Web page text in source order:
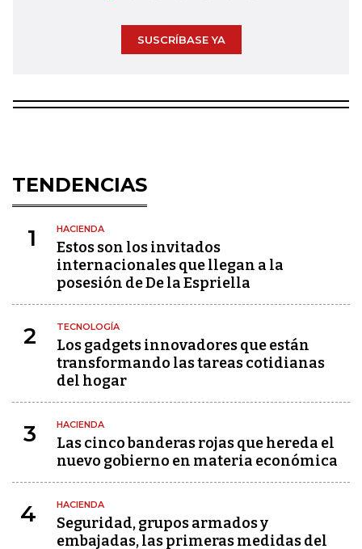
SUSCRÍBASE YA
TENDENCIAS
1 HACIENDA
Estos son los invitados
internacionales que llegan a la
posesión de De la Espriella
2 TECNOLOGÍA
Los gadgets innovadores que están
transformando las tareas cotidianas
del hogar
3 HACIENDA
Las cinco banderas rojas que hereda el
nuevo gobierno en materia económica
4 HACIENDA
Seguridad, grupos armados y
embajadas, las primeras medidas del